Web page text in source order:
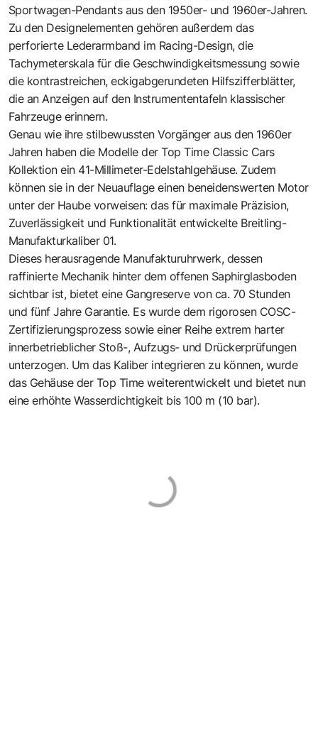
Sportwagen-Pendants aus den 1950er- und 1960er-Jahren.
Zu den Designelementen gehören außerdem das
perforierte Lederarmband im Racing-Design, die
Tachymeterskala für die Geschwindigkeitsmessung sowie
die kontrastreichen, eckigabgerundeten Hilfszifferblätter,
die an Anzeigen auf den Instrumententafeln klassischer
Fahrzeuge erinnern.
Genau wie ihre stilbewussten Vorgänger aus den 1960er
Jahren haben die Modelle derTop Time Classic Cars
Kollektion ein 41-Millimeter-Edelstahlgehäuse. Zudem
können sie in der Neuauflage einen beneidenswerten Motor
unter der Haube vorweisen: das für maximale Präzision,
Zuverlässigkeit und Funktionalität entwickelte Breitling-
Manufakturkaliber 01.
Dieses herausragende Manufakturuhrwerk, dessen
raffinierte Mechanik hinter dem offenen Saphirglasboden
sichtbar ist, bietet eine Gangreserve von ca. 70 Stunden
und fünf Jahre Garantie. Es wurde dem rigorosen COSC-
Zertifizierungsprozess sowie einer Reihe extrem harter
innerbetrieblicher Stoß-, Aufzugs- und Drückerprüfungen
unterzogen. Um das Kaliber integrieren zu können, wurde
das Gehäuse der Top Time weiterentwickelt und bietet nun
eine erhöhte Wasserdichtigkeit bis 100 m (10 bar).